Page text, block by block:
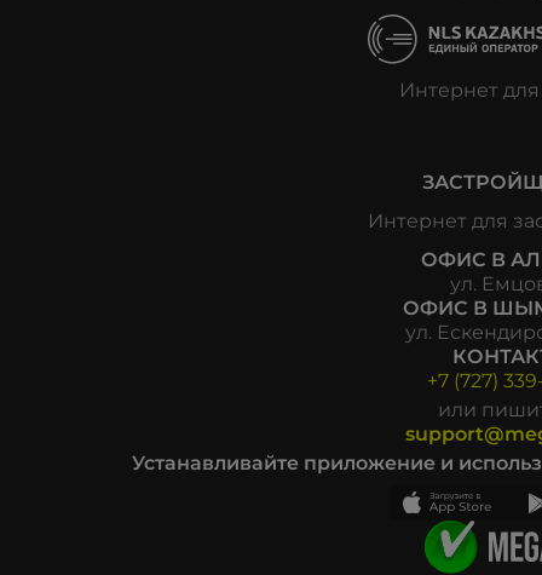
Интернет
Интернет для
ОФИС В
ул.
ОФИС В
ул.
+7 (727)
или
Устанавливайте приложение и